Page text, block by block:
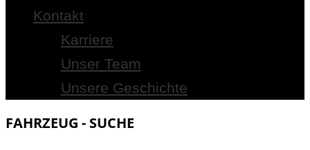
Kontakt
Karriere
Unser Team
Unsere Geschichte
FAHRZEUG - SUCHE